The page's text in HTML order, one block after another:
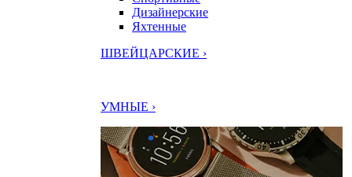
Дизайнерские
Яхтенные
ШВЕЙЦАРСКИЕ ›
УМНЫЕ ›